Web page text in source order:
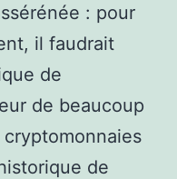
: pour
il faudrait
de
de beaucoup
de